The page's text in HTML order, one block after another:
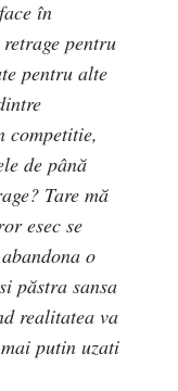
în
pentru
pentru alte
competitie,
de până
Tare mă
esec se
o
păstra sansa
realitatea va
putin uzati